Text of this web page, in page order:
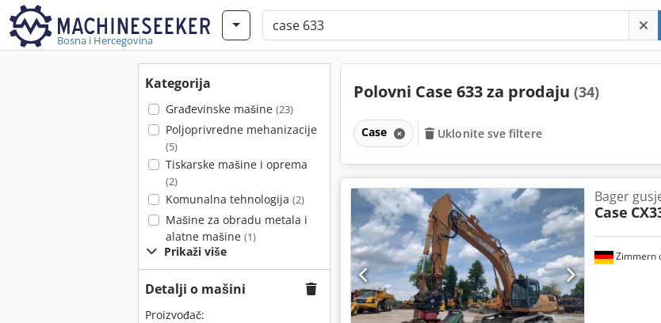
Bosna i Hercegovina
Kategorija
Građevinske mašine (23)
Poljoprivredne mehanizacije
(5)
Tiskarske mašine i oprema
(2)
Komunalna tehnologija (2)
Mašine za obradu metala i
alatne mašine (1)
Prikaži više
Detalji o mašini
Proizvođač:
Polovni Case 633 za prodaju (34)
Case Uklonite sve filtere
Zimmern
Bager
Case